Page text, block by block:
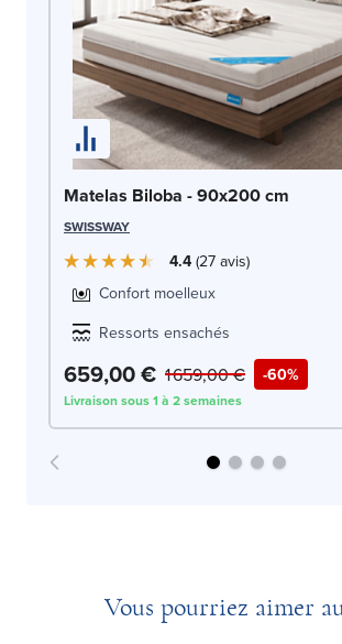
Matelas Biloba - 90x200 cm
SWISSWAY
4.4 27 avis
Confort moelleux
Ressorts ensachés
659,00 € -60%
1 659,00 €
Livraison sous 1 à 2 semaines
Vous pourriez aimer